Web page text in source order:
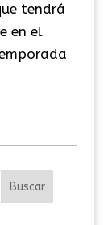
tendrá
en el